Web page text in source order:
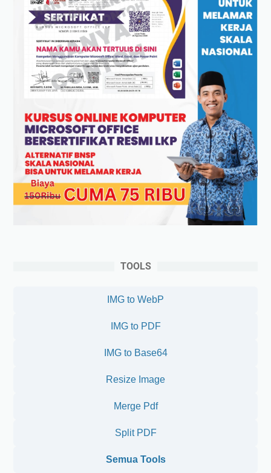
TOOLS
IMG to WebP
IMG to PDF
IMG to Base64
Resize Image
Merge Pdf
Split PDF
Semua Tools